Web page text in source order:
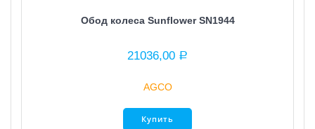
Обод колеса Sunflower SN1944
21036,00 Р
AGCO
Купить